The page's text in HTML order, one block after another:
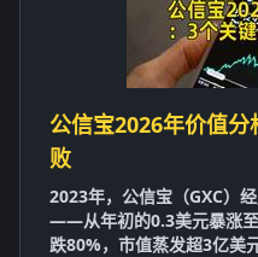
公信宝2026年价值
败
2023年，公信宝（GXC）
——从年初的0.3美元暴涨
跌80%，市值蒸发超3亿美